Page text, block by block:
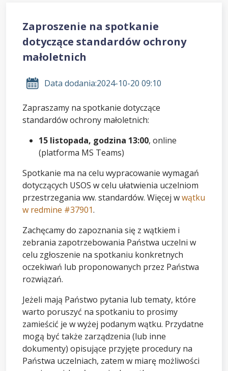
Zaproszenie na spotkanie
dotyczące standardów ochrony
małoletnich
Data dodania:2024-10-20 09:10
Zapraszamy na spotkanie dotyczące
standardów ochrony małoletnich:
15 listopada, godzina 13:00, online
(platforma MS Teams)
Spotkanie ma na celu wypracowanie wymagań
dotyczących USOS w celu ułatwienia uczelniom
przestrzegania ww. standardów. Więcej wwątku
w ⁠redmine #37901.
Zachęcamy do zapoznania się z wątkiem i
zebrania zapotrzebowania Państwa uczelni w
celu zgłoszenie na spotkaniu konkretnych
oczekiwań lub proponowanych przez Państwa
rozwiązań.
Jeżeli mają Państwo pytania lub tematy, które
warto poruszyć na spotkaniu to prosimy
zamieścić je w wyżej podanym wątku. Przydatne
mogą być także zarządzenia (lub inne
dokumenty) opisujące przyjęte procedury na
Państwa uczelniach, zatem w miarę możliwości